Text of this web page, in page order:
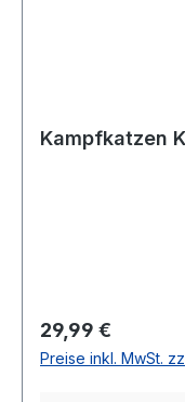
Kampfkatzen
Regulärer Preis:
29,99 €
Preise inkl. MwSt.